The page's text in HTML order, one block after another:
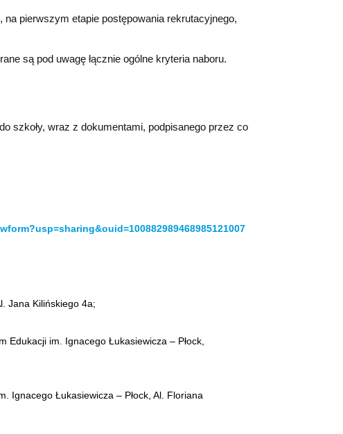
pierwszym etapie postępowania rekrutacyjnego,
są pod uwagę łącznie ogólne kryteria naboru.
szkoły, wraz z dokumentami, podpisanego przez co
Jana Kilińskiego 4a;
Edukacji im. Ignacego Łukasiewicza – Płock,
Ignacego Łukasiewicza – Płock, Al. Floriana